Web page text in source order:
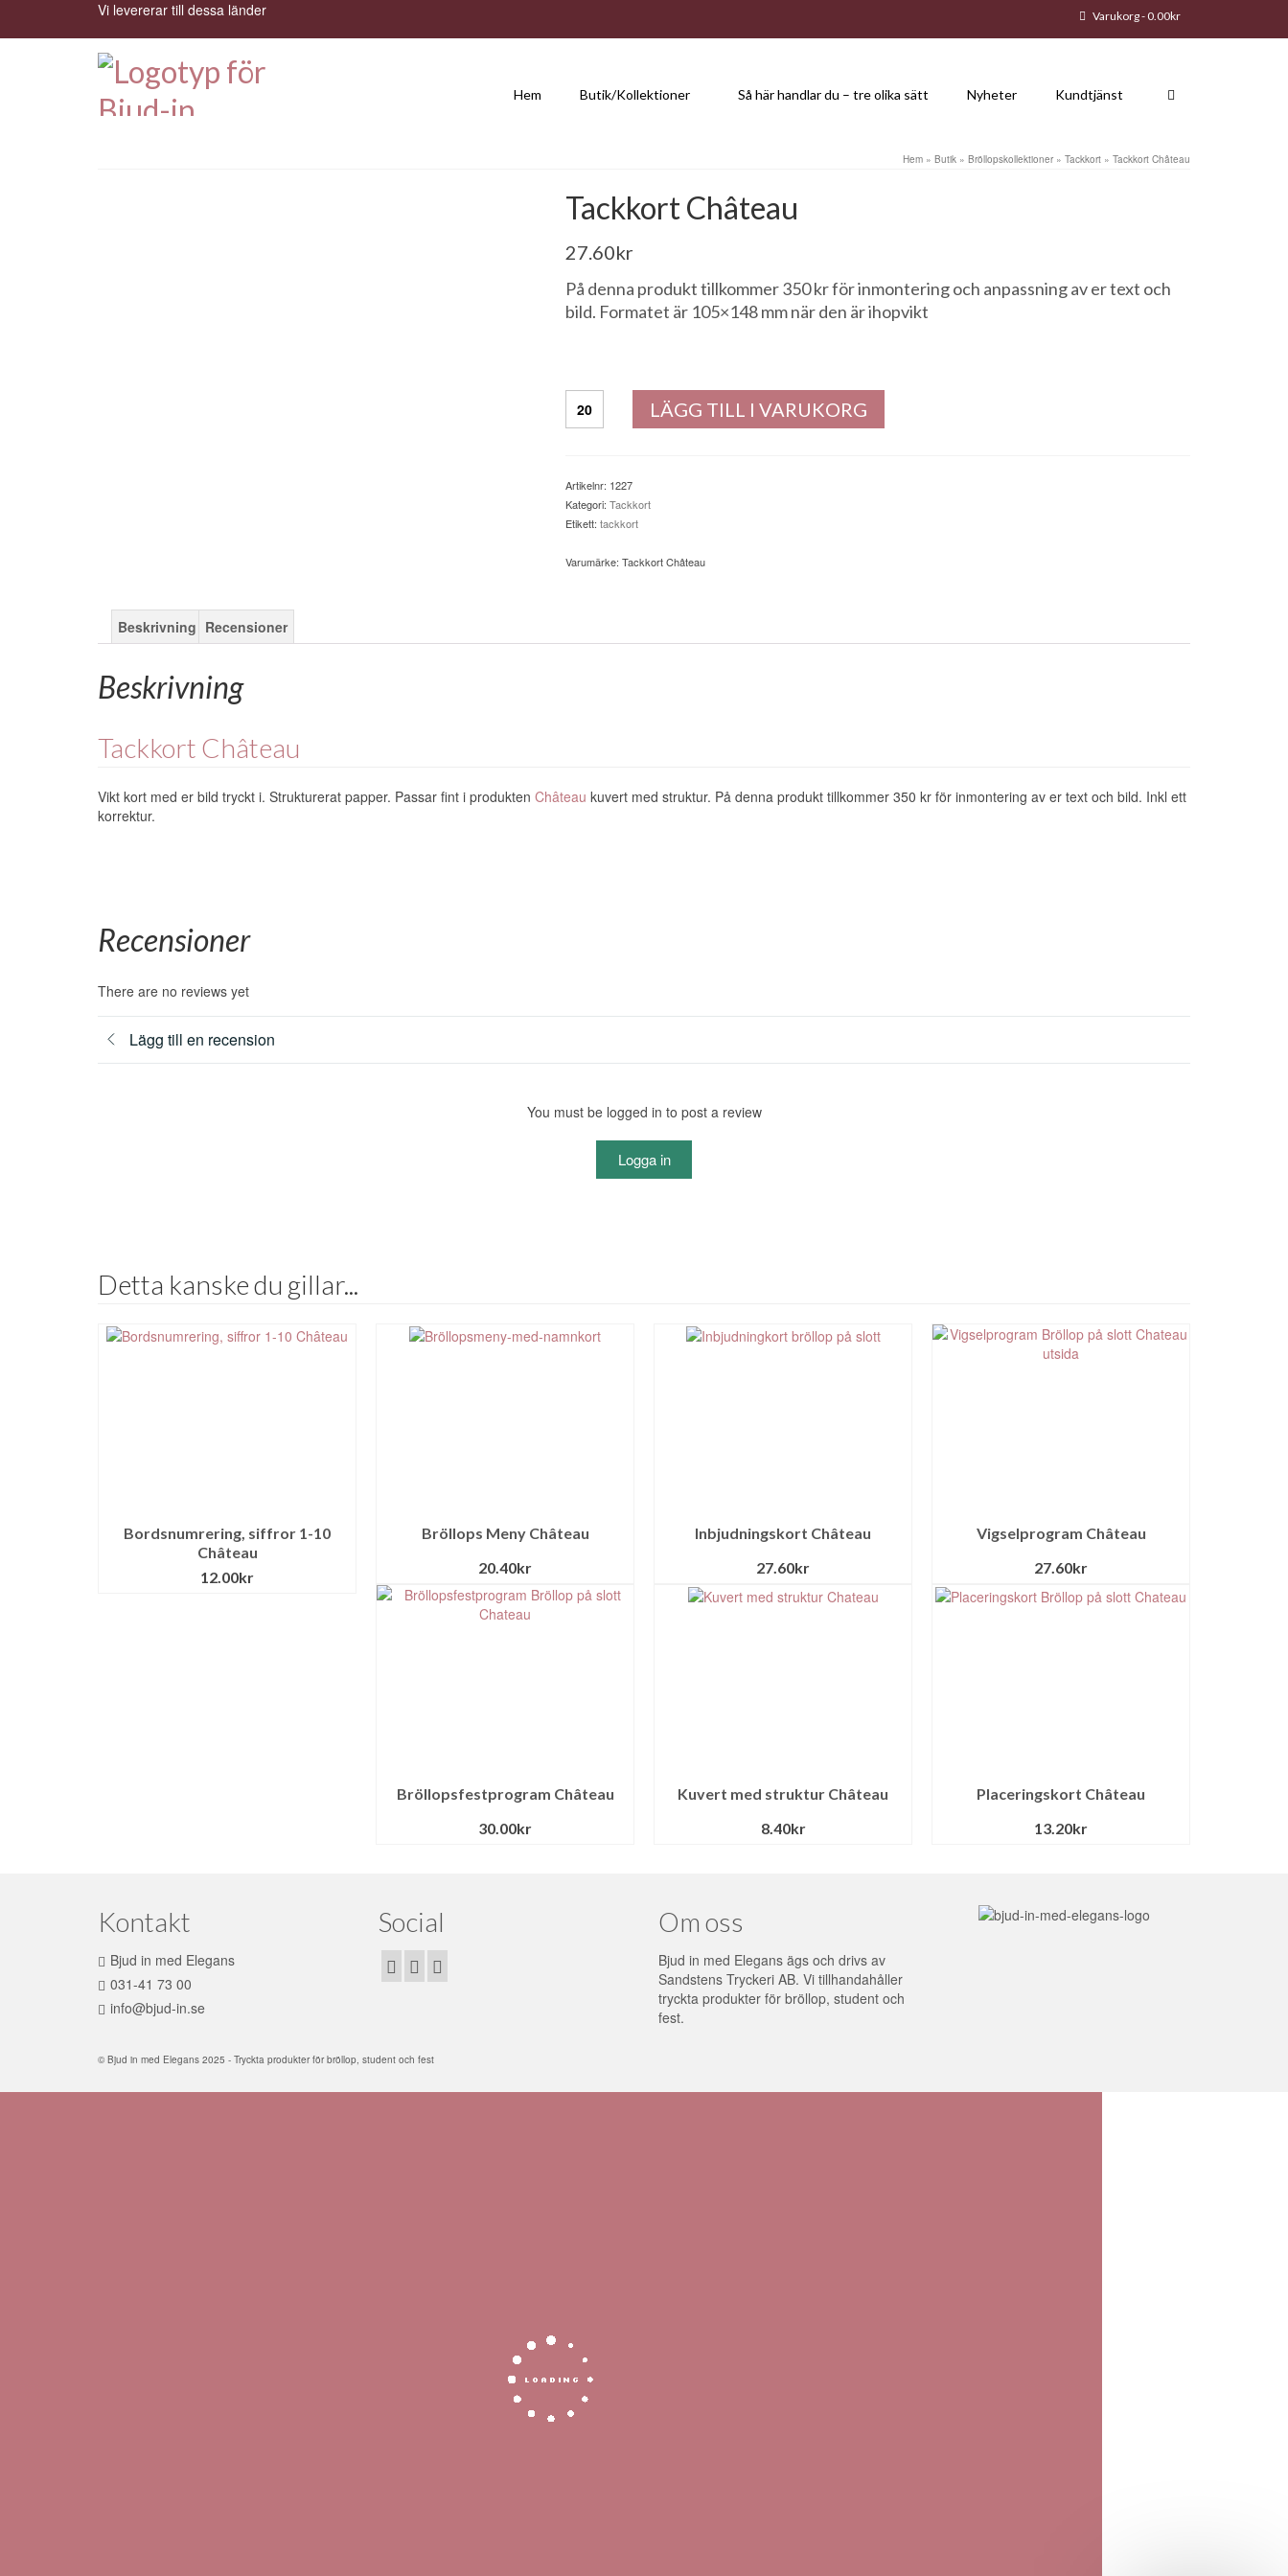
Varukorg- 0.00kr
Vi levererar till dessa länder
Hem Butik/Kollektioner Så här handlar du – tre olika sätt Nyheter Kundtjänst
Hem » Butik » Bröllopskollektioner » Tackkort » Tackkort Château
Tackkort Château
27.60kr
På denna produkt tillkommer 350 kr för inmontering och anpassning av er text och
bild. Formatet är 105×148 mm när den är ihopvikt
Château
LÄGG TILL I VARUKORG
Artikelnr: 1227
Kategori: Tackkort
Etikett: tackkort
Varumärke: Tackkort Château
Beskrivning Recensioner
Beskrivning
Tackkort Château
Vikt kort med er bild tryckt i. Strukturerat papper. Passar fint i produkten Château kuvert med struktur. På denna produkt tillkommer 350 kr för inmontering av er text och bild. Inkl ett
korrektur.
Recensioner
There are no reviews yet
Lägg till en recension
You must be logged in to post a review
Logga in
Detta kanske du gillar...
Bordsnumrering, siffror 1-10
Château
12.00kr
Bröllops Meny Château
20.40kr
Inbjudningskort Château
27.60kr
Vigselprogram Château
27.60kr
Bröllopsfestprogram Château
30.00kr
Kuvert med struktur Château
8.40kr
Placeringskort Château
13.20kr
Kontakt
Bjud in med Elegans
031-41 73 00
info@bjud-in.se
Social Om oss
Bjud in med Elegans ägs och drivs av
Sandstens Tryckeri AB. Vi tillhandahåller
tryckta produkter för bröllop, student och
fest.
© Bjud in med Elegans 2025 - Tryckta produkter för bröllop, student och fest